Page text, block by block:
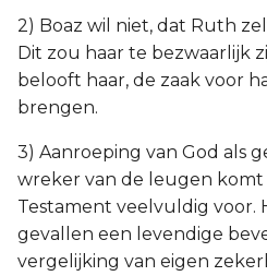
2) Boaz wil niet, dat Ruth
Dit zou haar te bezwaarlijk
belooft haar, de zaak voor
brengen.
3) Aanroeping van God als
wreker van de leugen
Testament veelvuldig voor.
gevallen een levendige
vergelijking van eigen